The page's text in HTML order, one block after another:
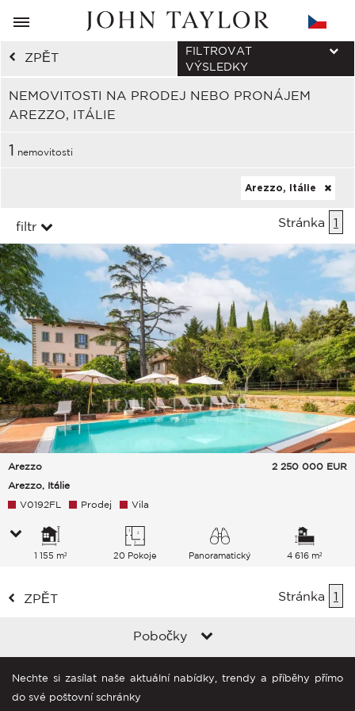
ZPĚT
NEMOVITOSTI NA PRODEJ NEBO PRONÁJEM
AREZZO, ITÁLIE
FILTROVAT
VÝSLEDKY
1 nemovitosti
Arezzo, Itálie
filtr Stránka 1
Arezzo
Arezzo, Itálie
2 250 000 EUR
V0192FL Prodej Vila
1 155 m² 20 Pokoje
Panoramatický
4 616 m²
ZPĚT Stránka 1
Pobočky
Nechte si zasílat naše aktuální nabídky, trendy a příběhy přímo
do své poštovní schránky